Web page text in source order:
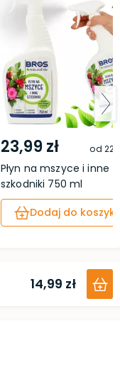
23,99 zł od
Płyn na mszyce i inne
szkodniki 750 ml
Dodaj do
14,99 zł